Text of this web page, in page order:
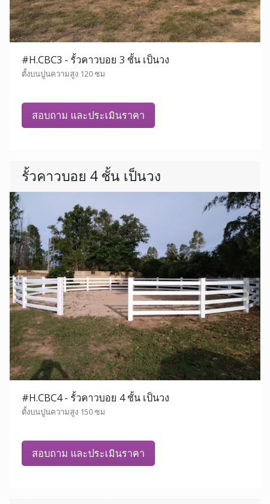
#H.CBC3 - รั้วคาวบอย 3 ชั้น เป็นวง
ตั้งบนปูนความสูง 120 ซม
สอบถาม และประเมินราคา
รั้วคาวบอย 4 ชั้น เป็นวง
#H.CBC4 - รั้วคาวบอย 4 ชั้น เป็นวง
ตั้งบนปูนความสูง 150 ซม
สอบถาม และประเมินราคา